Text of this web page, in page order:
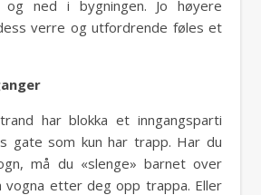
og ned i bygningen. Jo høyere
verre og utfordrende føles et
har blokka et inngangsparti
gate som kun har trapp. Har du
må du «slenge» barnet over
vogna etter deg opp trappa. Eller